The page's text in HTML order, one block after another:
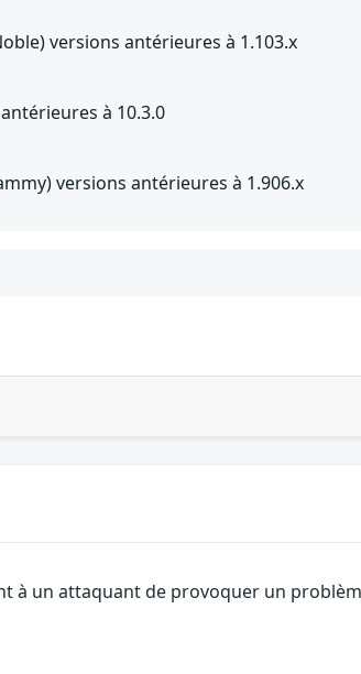
versions antérieures à 1.103.x
à 10.3.0
versions antérieures à 1.906.x
un attaquant de provoquer un